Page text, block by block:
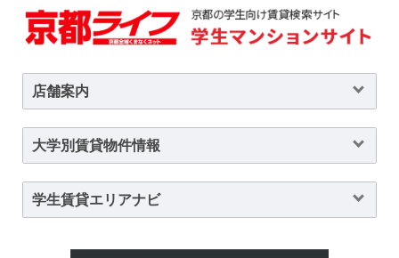
店舗案内
大学別賃貸物件情報
学生賃貸エリアナビ